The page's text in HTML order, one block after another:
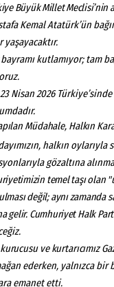
Büyük Millet Meclisi’nin
Kemal Atatürk’ün
kutlamıyor; tam
Nisan 2026
Müdahale, Halkın
halkın
gözaltına
temeltaşıolan
değil; aynızamanda
gelir. Cumhuriyet Halk
kurucusu ve kurtarıcımız
ederken, yalnızca
emanet etti.